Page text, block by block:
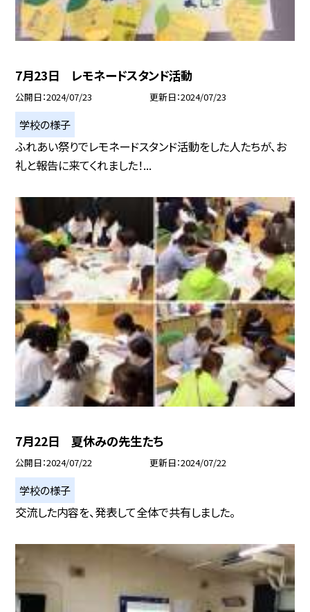
7月23日 レモネードスタンド活動
公開日 2024/07/23 更新日 2024/07/23
学校の様子
ふれあい祭りでレモネードスタンド活動をした人たちが、お
礼と報告に来てくれました！...
7月22日 夏休みの先生たち
公開日 2024/07/22 更新日 2024/07/22
学校の様子
交流した内容を、発表して全体で共有しました。